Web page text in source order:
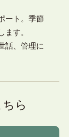
ート。季節
ます。
話、管理に
ら